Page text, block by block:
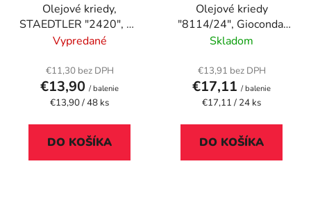
Olejové kriedy,
STAEDTLER "2420", 48
rôznych farieb
Vypredané
€11,30 bez DPH
€13,90 / balenie
Jednotková
€13,90 / 48 ks
DO KOŠÍKA
Olejové kriedy
"8114/24", Gioconda,
24 farieb
Skladom
€13,91 bez DPH
€17,11 / balenie
Jednotková
€17,11 / 24 ks
DO KOŠÍKA